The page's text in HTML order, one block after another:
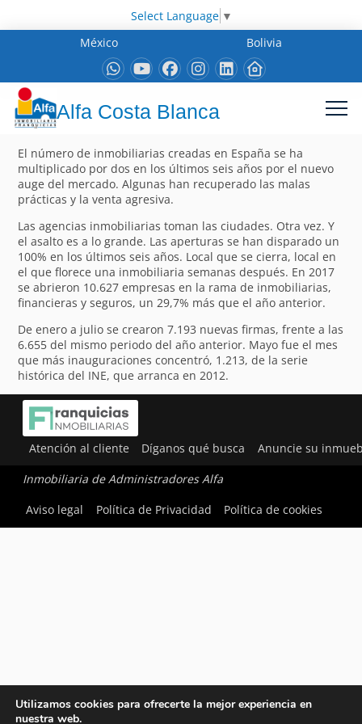
Select Language ▼
México
Bolivia
Alfa Costa Blanca
El número de inmobiliarias creadas en España se ha
multiplicado por dos en los últimos seis años por el nuevo
auge del mercado. Algunas han recuperado las malas
prácticas y la venta agresiva.
Las agencias inmobiliarias toman las ciudades. Otra vez. Y
el asalto es a lo grande. Las aperturas se han disparado un
100% en los últimos seis años. Local que se cierra, local en
el que florece una inmobiliaria semanas después. En 2017
se abrieron 10.627 empresas en la rama de inmobiliarias,
financieras y seguros, un 29,7% más que el año anterior.
De enero a julio se crearon 7.193 nuevas firmas, frente a las
6.655 del mismo periodo del año anterior. Mayo fue el mes
que más inauguraciones concentró, 1.213, de la serie
histórica del INE, que arranca en 2012.
Atención al cliente Díganos qué busca Anuncie su
Inmobiliaria de Administradores Alfa
Aviso legal
Política de Privacidad Política de cookies
Utilizamos cookies para ofrecerte la mejor experiencia en
nuestra web.